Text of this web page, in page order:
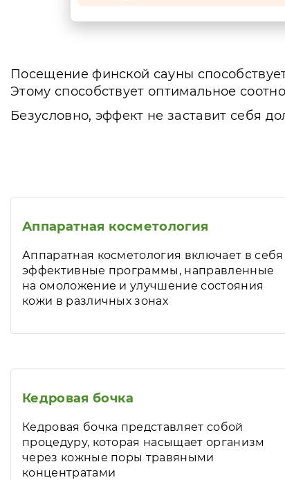
Посещение финской сауны
Этому способствует оптимальное
Безусловно, эффект не заставит себя
Аппаратная косметология
Аппаратная косметология включает в себя
эффективные программы, направленные
на омоложение и улучшение состояния
кожи в различных зонах
Кедровая бочка
Кедровая бочка представляет собой
процедуру, которая насыщает организм
через кожные поры травяными
концентратами